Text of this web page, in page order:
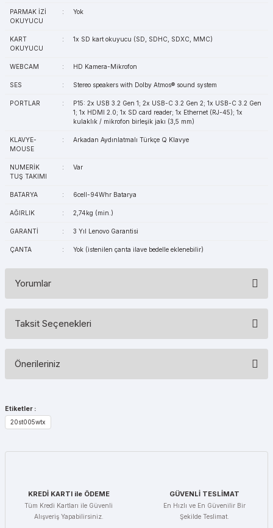
PARMAK İZİ
OKUYUCU
: Yok
KART
OKUYUCU
: 1x SD kart okuyucu (SD, SDHC, SDXC, MMC)
WEBCAM : HD Kamera-Mikrofon
SES : Stereo speakers with Dolby Atmos® sound system
PORTLAR :
P15: 2x USB 3.2 Gen 1; 2x USB-C 3.2 Gen 2; 1x USB-C 3.2 Gen
1; 1x HDMI 2.0; 1x SD card reader; 1x Ethernet (RJ-45); 1x
kulaklık / mikrofon birleşik jakı (3,5 mm)
KLAVYE-
MOUSE
: Arkadan Aydınlatmalı Türkçe Q Klavye
NUMERİK
TUŞ TAKIMI
: Var
BATARYA : 6cell-94Whr Batarya
AĞIRLIK : 2,74kg (min.)
GARANTİ : 3 Yıl Lenovo Garantisi
ÇANTA : Yok (istenilen çanta ilave bedelle eklenebilir)
Yorumlar
Taksit Seçenekleri
Önerileriniz
tarafımıza iletebilirsiniz.
Görüş ve önerileriniz için teşekkür ederiz.
Ürün bilgilerinde hatalar bulunuyor.
Ürün fiyatı diğer sitelerden daha pahalı.
Etiketler :
20st005wtx
KREDİ KARTI ile ÖDEME
Tüm Kredi Kartları ile Güvenli
Alışveriş Yapabilirsiniz.
GÜVENLİ TESLİMAT
En Hızlı ve En Güvenilir Bir
Şekilde Teslimat.